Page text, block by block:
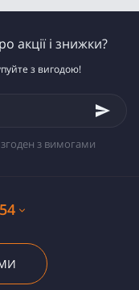
акції і знижки?
з вигодою!
згоден з вимогами